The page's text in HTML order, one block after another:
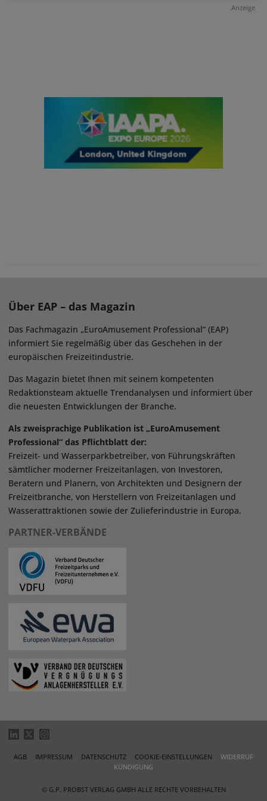
Anzeige
Über EAP – das Magazin
Das Fachmagazin „EuroAmusement Professional“ (EAP)
informiert Sie regelmäßig über das Geschehen in der
europäischen Freizeitindustrie.
Das Magazin bietet Ihnen mit seinem kompetenten
Redaktionsteam aktuelle Trendanalysen und informiert über
die neuesten Entwicklungen der Branche.
Als zweisprachige Publikation ist „EuroAmusement
Professional“ das Pflichtblatt der:
Freizeit- und Wasserparkbetreiber, von Führungskräften
sämtlicher moderner Freizeitanlagen, von Investoren,
Beratern und Planern, von Architekten und Designern der
Freizeitbranche, von Herstellern von Freizeitanlagen und
Wasserattraktionen sowie der Zulieferindustrie in Europa.
PARTNER-VERBÄNDE
AGB IMPRESSUM DATENSCHUTZ COOKIE-EINSTELLUNGEN
WIDERRUF
KÜNDIGUNG
© G.P. PROBST VERLAG GMBH ALLE RECHTE VORBEHALTEN